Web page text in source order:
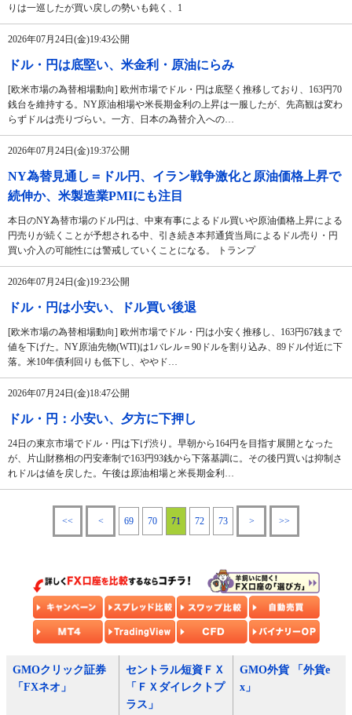
りは一巡したが買い戻しの勢いも鈍く、1
2026年07月24日(金)19:43公開
ドル・円は底堅い、米金利・原油にらみ
[欧米市場の為替相場動向] 欧州市場でドル・円は底堅く推移しており、163円70
銭台を維持する。NY原油相場や米長期金利の上昇は一服したが、先高観は変わ
らずドルは売りづらい。一方、日本の為替介入への…
2026年07月24日(金)19:37公開
NY為替見通し＝ドル円、イラン戦争激化と原油価格上昇で
続伸か、米製造業PMIにも注目
本日のNY為替市場のドル円は、中東有事によるドル買いや原油価格上昇による
円売りが続くことが予想される中、引き続き本邦通貨当局によるドル売り・円
買い介入の可能性には警戒していくことになる。 トランプ
2026年07月24日(金)19:23公開
ドル・円は小安い、ドル買い後退
[欧米市場の為替相場動向] 欧州市場でドル・円は小安く推移し、163円67銭まで
値を下げた。NY原油先物(WTI)は1バレル＝90ドルを割り込み、89ドル付近に下
落。米10年債利回りも低下し、ややド…
2026年07月24日(金)18:47公開
ドル・円：小安い、夕方に下押し
24日の東京市場でドル・円は下げ渋り。早朝から164円を目指す展開となった
が、片山財務相の円安牽制で163円93銭から下落基調に。その後円買いは抑制さ
れドルは値を戻した。午後は原油相場と米長期金利…
<< < 69 70 71 72 73 > >>
GMOクリック証券
「FXネオ」
セントラル短資ＦＸ
「ＦＸダイレクトプ
ラス」
GMO外貨 「外貨e
x」